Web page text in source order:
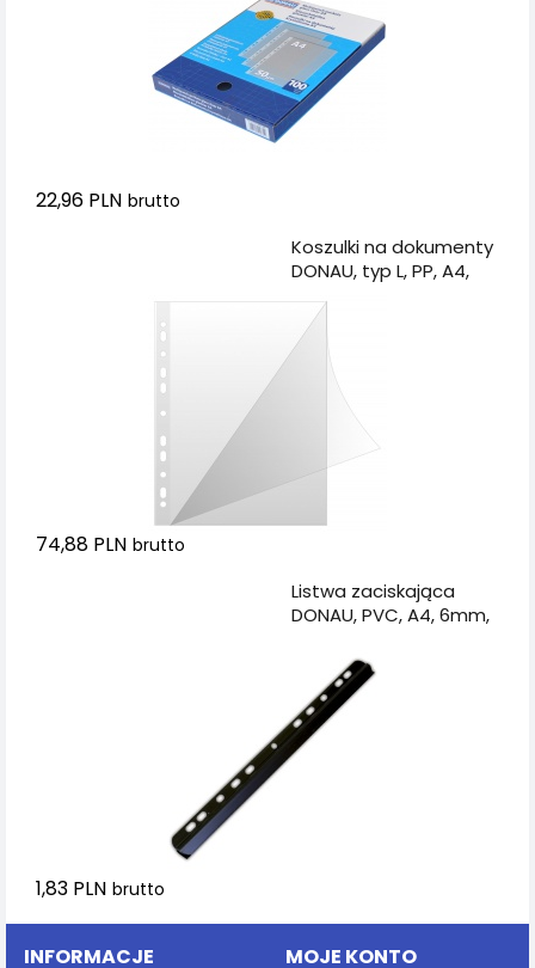
22,96 PLN brutto
Koszulki na dokumenty
DONAU, typ L, PP, A4,
74,88 PLN brutto
Listwa zaciskająca
DONAU, PVC, A4, 6mm,
europerforacją, czarna
1,83 PLN brutto
INFORMACJE MOJE KONTO